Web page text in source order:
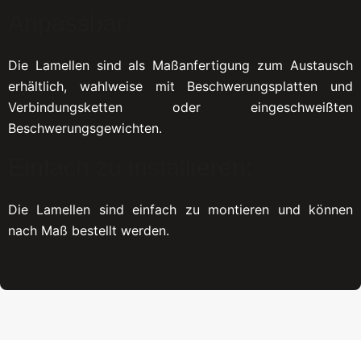
Die Lamellen sind als Maßanfertigung zum Austausch
erhältlich, wahlweise mit Beschwerungsplatten und
Verbindungsketten oder eingeschweißten
Beschwerungsgewichten.
Die Lamellen sind einfach zu montieren und können
nach Maß bestellt werden.